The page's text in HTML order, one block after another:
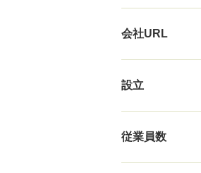
会社URL
設立
従業員数